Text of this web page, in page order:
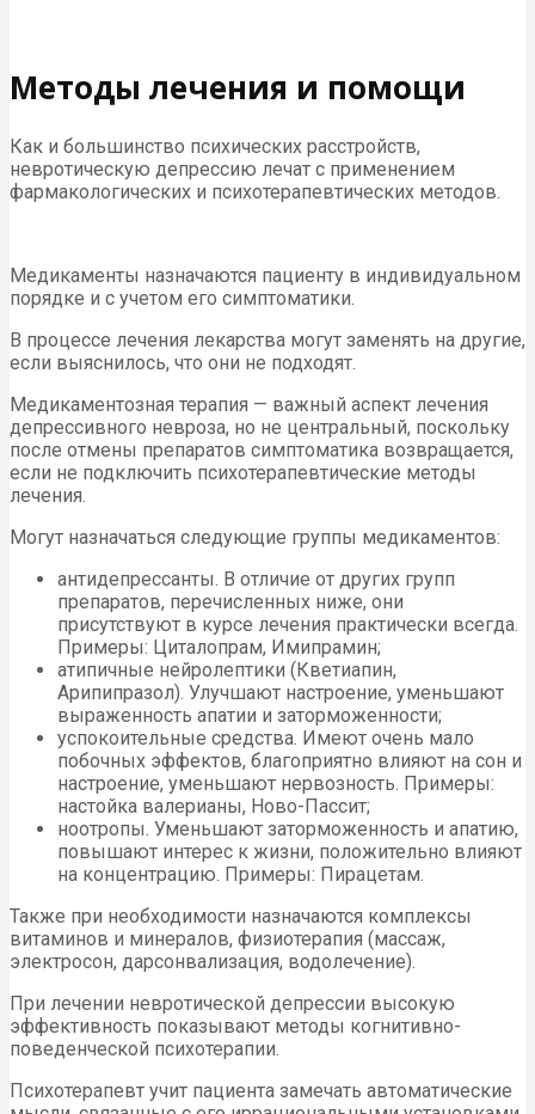
Методы лечения и помощи
Как и большинство психических расстройств,
невротическую депрессию лечат с применением
фармакологических и психотерапевтических методов.
Медикаменты назначаются пациенту в индивидуальном
порядке и с учетом его симптоматики.
В процессе лечения лекарства могут заменять на другие,
если выяснилось, что они не подходят.
Медикаментозная терапия — важный аспект лечения
депрессивного невроза, но не центральный, поскольку
после отмены препаратов симптоматика возвращается,
если не подключить психотерапевтические методы
лечения.
Могут назначаться следующие группы медикаментов:
антидепрессанты. В отличие от других групп
препаратов, перечисленных ниже, они
присутствуют в курсе лечения практически всегда.
Примеры: Циталопрам, Имипрамин;
атипичные нейролептики (Кветиапин,
Арипипразол). Улучшают настроение, уменьшают
выраженность апатии и заторможенности;
успокоительные средства. Имеют очень мало
побочных эффектов, благоприятно влияют на сон и
настроение, уменьшают нервозность. Примеры:
настойка валерианы, Ново-Пассит;
ноотропы. Уменьшают заторможенность и апатию,
повышают интерес к жизни, положительно влияют
на концентрацию. Примеры: Пирацетам.
Также при необходимости назначаются комплексы
витаминов и минералов, физиотерапия (массаж,
электросон, дарсонвализация, водолечение).
При лечении невротической депрессии высокую
эффективность показывают методы когнитивно-
поведенческой психотерапии.
Психотерапевт учит пациента замечать автоматические